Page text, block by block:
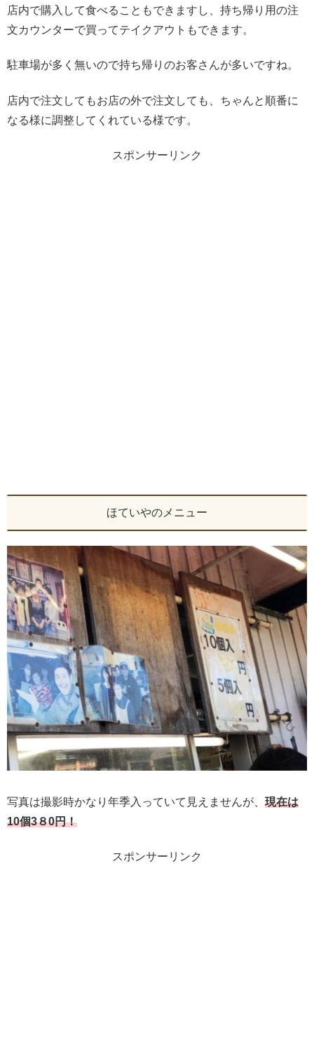
店内で購入して食べることもできますし、持ち帰り用の注
文カウンターで買ってテイクアウトもできます。
駐車場が多く無いので持ち帰りのお客さんが多いですね。
店内で注文してもお店の外で注文しても、ちゃんと順番に
なる様に調整してくれている様です。
スポンサーリンク
ほていやのメニュー
写真は撮影時かなり年季入っていて見えませんが、 現在は
10個3８0円！
スポンサーリンク